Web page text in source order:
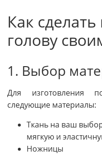
Как
голову
1. Выбор
Для изготовления
следующие материалы:
Ткань на ваш
мягкую и
Ножницы